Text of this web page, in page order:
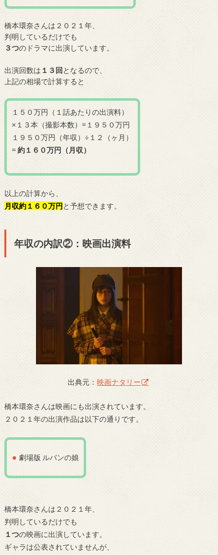
橋本環奈さんは２０２１年、
判明しているだけでも
３つのドラマに出演しています。
出演回数は １３回となるので、
上記の相場で計算すると
１５０万円（１話あたりの出演料）
×１３本（撮影本数）=１９５０万円
１９５０万円（年収）÷１２（ヶ月）
= 約１６０万円（月収）
以上の計算から、
月収約１６０万円と予想できます。
年収の内訳②：映画出演料
出典元：映画ナタリー
橋本環奈さんは映画にも出演されています。
２０２１年の出演作品は以下の通りです。
劇場版 ルパンの娘
橋本環奈さんは２０２１年、
判明しているだけでも
１つの映画に出演しています。
ギャラは公表されていませんが、